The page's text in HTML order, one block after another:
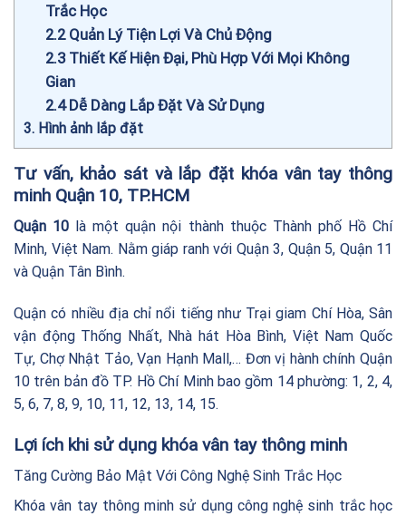
Trắc Học
2.2Quản Lý Tiện Lợi Và Chủ Động
2.3Thiết Kế Hiện Đại, Phù Hợp Với Mọi Không
Gian
2.4Dễ Dàng Lắp Đặt Và Sử Dụng
3 Hình ảnh lắp đặt
Tư vấn, khảo sát và lắp đặt khóa vân tay thông
minh Quận 10, TP.HCM
Quận 10 là một quận nội thành thuộc Thành phố Hồ Chí
Minh, Việt Nam. Nằm giáp ranh với Quận 3, Quận 5, Quận 11
và Quận Tân Bình.
Quận có nhiều địa chỉ nổi tiếng như Trại giam Chí Hòa, Sân
vận động Thống Nhất, Nhà hát Hòa Bình, Việt Nam Quốc
Tự, Chợ Nhật Tảo, Vạn Hạnh Mall,… Đơn vị hành chính Quận
10 trên bản đồ TP. Hồ Chí Minh bao gồm 14 phường: 1, 2, 4,
5, 6, 7, 8, 9, 10, 11, 12, 13, 14, 15.
Lợi ích khi sử dụng khóa vân tay thông minh
Tăng Cường Bảo Mật Với Công Nghệ Sinh Trắc Học
Khóa vân tay thông minh sử dụng công nghệ sinh trắc học